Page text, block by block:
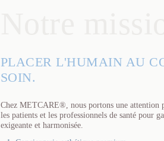
PLACER L'HUMAIN AU
SOIN.
Chez METCARE®, nous portons une attention
les patients et les professionnels de santé pour
exigeante et harmonisée.